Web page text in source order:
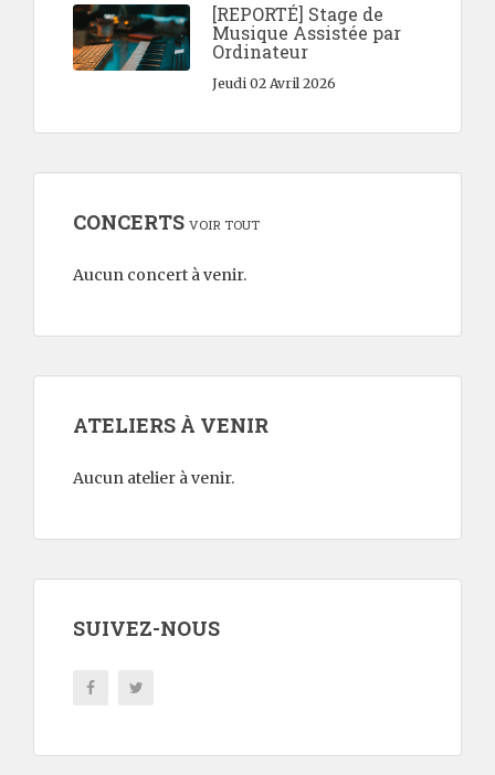
[REPORTÉ] Stage de
Musique Assistée par
Ordinateur
Jeudi 02 Avril 2026
CONCERTS VOIR TOUT
Aucun concert à venir.
ATELIERS À VENIR
Aucun atelier à venir.
SUIVEZ-NOUS